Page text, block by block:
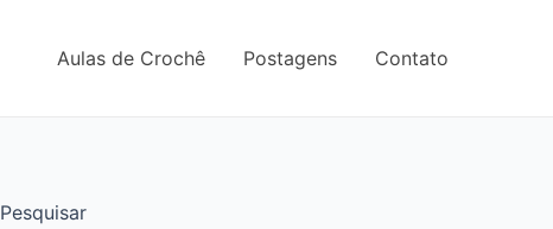
Aulas de Crochê Postagens Contato
Pesquisar